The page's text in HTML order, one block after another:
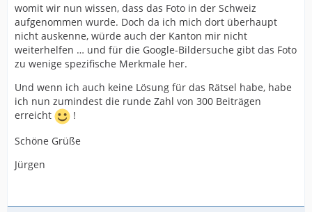
womit wir nun wissen, dass das Foto in der Schweiz
aufgenommen wurde. Doch da ich mich dort überhaupt
nicht auskenne, würde auch der Kanton mir nicht
weiterhelfen … und für die Google-Bildersuche gibt das Foto
zu wenige spezifische Merkmale her.
Und wenn ich auch keine Lösung für das Rätsel habe, habe
ich nun zumindest die runde Zahl von 300 Beiträgen
erreicht
!
Schöne Grüße
Jürgen